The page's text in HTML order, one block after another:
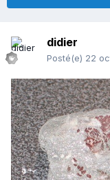
didier
Posté(e) 22